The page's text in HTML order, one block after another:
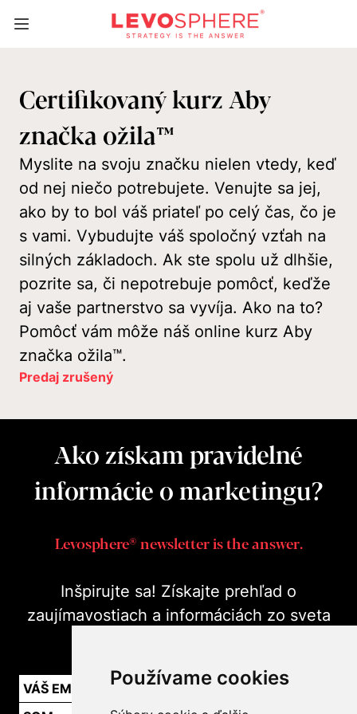
Používame cookies
Certifikovaný kurz Aby
značka ožila™
Myslite na svoju značku nielen vtedy, keď
od nej niečo potrebujete. Venujte sa jej,
ako by to bol váš priateľ po celý čas, čo je
s vami. Vybudujte váš spoločný vzťah na
silných základoch. Ak ste spolu už dlhšie,
pozrite sa, či nepotrebuje pomôcť, keďže
aj vaše partnerstvo sa vyvíja. Ako na to?
Pomôcť vám môže náš online kurz Aby
značka ožila™.
Predaj zrušený
Ako získam pravidelné
informácie o marketingu?
Levosphere® newsletter is the answer.
Inšpirujte sa! Získajte prehľad o
zaujímavostiach a informáciách zo sveta